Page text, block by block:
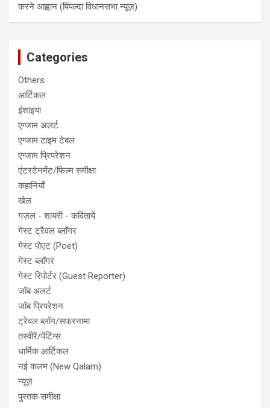
करने आह्वान (पिपल्दा विधानसभा न्यूज़)
Categories
Others
आर्टिकल
इंशाइया
एग्जाम अलर्ट
एग्जाम टाइम टेबल
एग्जाम प्रिपरेशन
एंटरटेनमेंट/फिल्म समीक्षा
कहानियाँ
खेल
गज़ल - शायरी - कवितायें
गेस्ट ट्रैवल ब्लॉगर
गेस्ट पोएट (Poet)
गेस्ट ब्लॉगर
गेस्ट रिपोर्टर (Guest Reporter)
जॉब अलर्ट
जॉब प्रिपरेशन
ट्रेवल ब्लॉग/सफरनामा
तस्वीरें/पेंटिंग्स
धार्मिक आर्टिकल
नई कलम (New Qalam)
न्यूज़
पुस्तक समीक्षा